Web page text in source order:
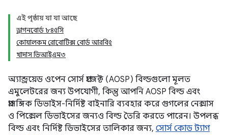
এই পৃষ্ঠায় যা যা আছে
ড্রাগনবোর্ড ৮৪৫সি
কোয়ালকম রোবোটিক্স বোর্ড আরবি৫
খাদাস ভিআইএম৩
অ্যান্ড্রয়েড ওপেন সোর্স প্রজেক্ট (AOSP) বিল্ডগুলো মূলত
এমুলেটরের জন্য উপযোগী, কিন্তু আপনি AOSP বিল্ড এবং
প্রাসঙ্গিক ডিভাইস-নির্দিষ্ট বাইনারি ব্যবহার করে গুগলের নেক্সাস
ও পিক্সেল ডিভাইসের জন্যও বিল্ড তৈরি করতে পারেন। উপলব্ধ
বিল্ড এবং নির্দিষ্ট ডিভাইসের তালিকার জন্য, সোর্স কোড ট্যাগ